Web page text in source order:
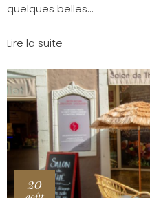
quelques belles...
Lire la suite
20